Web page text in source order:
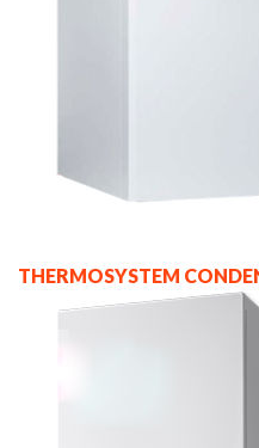
THERMOSYSTEM